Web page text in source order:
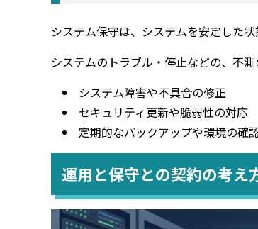
システム保守は、システムを安定した
システムのトラブル・停止などの、不
システム障害や不具合の修正
セキュリティ更新や脆弱性の対応
定期的なバックアップや環境の確
運用と保守との契約の考え